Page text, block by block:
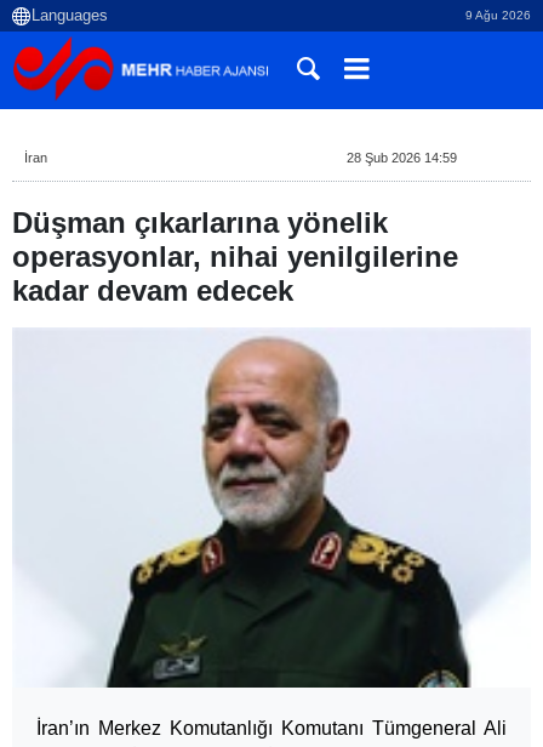
9 Ağu 2026
İran 28 Şub 2026 14:59
Düşman çıkarlarına yönelik
operasyonlar, nihai yenilgilerine
kadar devam edecek
İran’ın Merkez Komutanlığı Komutanı Tümgeneral Ali